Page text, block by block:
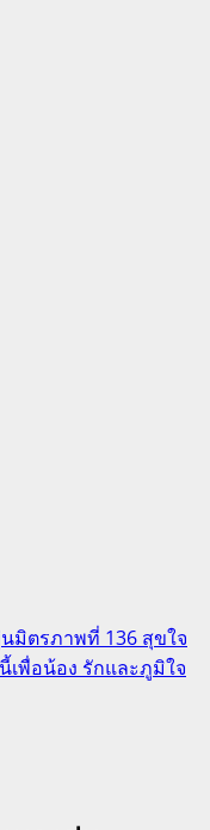
มิตรภาพที่ 136 สุขใจ
พื่อน้อง รักและภูมิใจ